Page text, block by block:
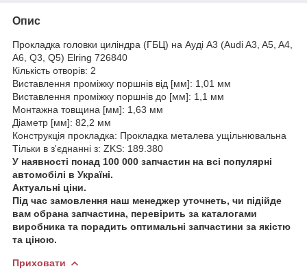
Опис
Прокладка головки циліндра (ГБЦ) на Ауді A3 (Audi A3, A5, A4,
A6, Q3, Q5) Elring 726840
Кількість отворів: 2
Виставлення проміжку поршнів від [мм]: 1,01 мм
Виставлення проміжку поршнів до [мм]: 1,1 мм
Монтажна товщина [мм]: 1,63 мм
Діаметр [мм]: 82,2 мм
Конструкція прокладка: Прокладка металева ущільнювальна
Тільки в з'єднанні з: ZKS: 189.380
У наявності понад 100 000 запчастин на всі популярні
автомобілі в Україні.
Актуальні ціни.
Під час замовлення наш менеджер уточнеть, чи підійде
вам обрана запчастина, перевірить за каталогами
виробника та порадить оптимальні запчастини за якістю
та ціною.
Приховати